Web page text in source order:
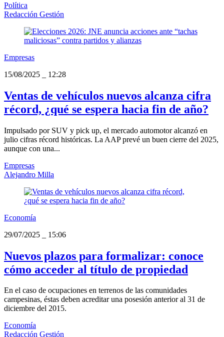
Política
Redacción Gestión
Empresas
15/08/2025
12:28
Ventas de vehículos nuevos alcanza cifra
récord, ¿qué se espera hacia fin de año?
Impulsado por SUV y pick up, el mercado automotor alcanzó en
julio cifras récord históricas. La AAP prevé un buen cierre del 2025,
aunque con una...
Empresas
Alejandro Milla
Economía
29/07/2025
15:06
Nuevos plazos para formalizar: conoce
cómo acceder al título de propiedad
En el caso de ocupaciones en terrenos de las comunidades
campesinas, éstas deben acreditar una posesión anterior al 31 de
diciembre del 2015.
Economía
Redacción Gestión